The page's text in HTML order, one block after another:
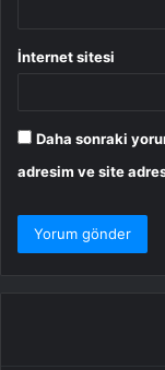
İnternet sitesi
Daha sonraki
adresim ve site